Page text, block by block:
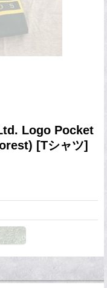
Logo Pocket
[Tシャツ]